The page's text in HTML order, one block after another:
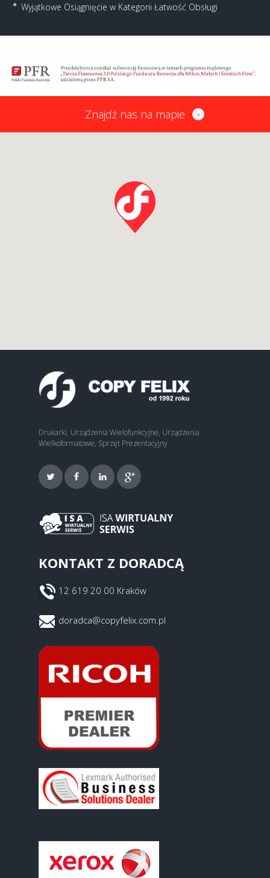
Wyjątkowe Osiągnięcie w Kategorii Łatwość Obsługi
Znajdź nas na mapie
Drukarki, Urządzenia Wielofunkcyjne, Urządzenia
Wielkoformatowe, Sprzęt Prezentacyjny
KONTAKT Z DORADCĄ
12 619 20 00 Kraków
doradca@copyfelix.com.pl